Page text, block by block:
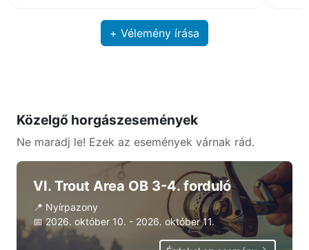
+ Vélemény írása
Közelgő horgászesemények
Ne maradj le! Ezek az események várnak rád.
VI. Trout Area OB 3-4. forduló
📍 Nyírpazony
📅2026. október 10. - 2026. október 11.